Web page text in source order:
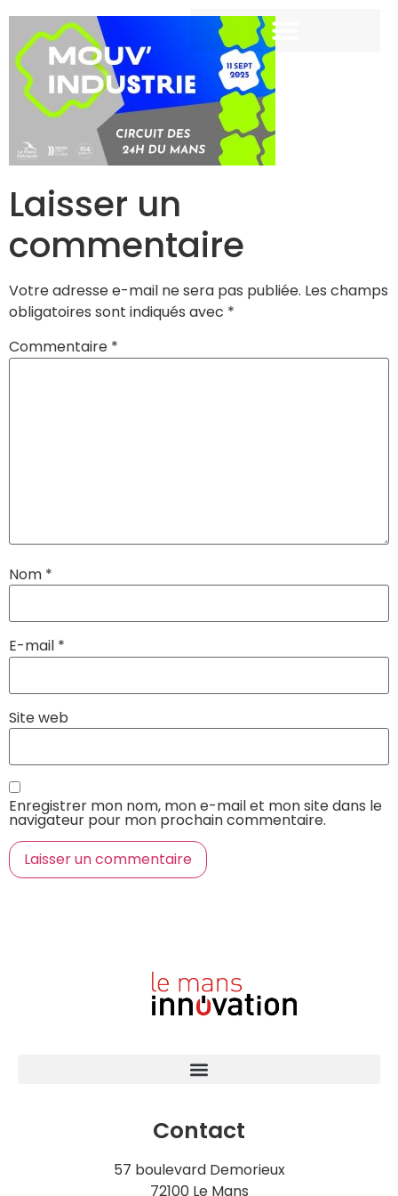
Laisser un
commentaire
Votre adresse e-mail ne sera pas publiée. Les champs
obligatoires sont indiqués avec *
Commentaire *
Nom *
E-mail *
Site web
Enregistrer mon nom, mon e-mail et mon site dans le
navigateur pour mon prochain commentaire.
Contact
57 boulevard Demorieux
72100 Le Mans